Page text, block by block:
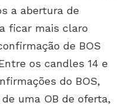
a abertura de
ficar mais claro
de BOS
os candles 14 e
do BOS,
uma OB de oferta,